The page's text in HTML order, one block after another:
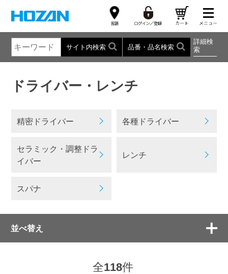
サイト内検索 品番・品名検索
詳細検
索
ドライバー・レンチ
精密ドライバー 各種ドライバー
セラミック・調整ドラ
イバー
レンチ
スパナ
並べ替え
全118件